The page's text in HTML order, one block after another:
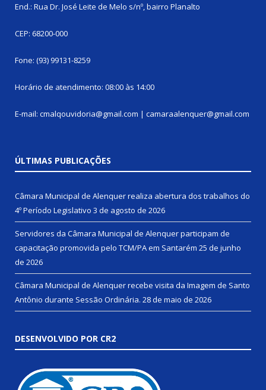
End.: Rua Dr. José Leite de Melo s/nº, bairro Planalto
CEP: 68200-000
Fone: (93) 99131-8259
Horário de atendimento: 08:00 às 14:00
E-mail: cmalqouvidoria@gmail.com | camaraalenquer@gmail.com
ÚLTIMAS PUBLICAÇÕES
Câmara Municipal de Alenquer realiza abertura dos trabalhos do
4º Período Legislativo 3 de agosto de 2026
Servidores da Câmara Municipal de Alenquer participam de
capacitação promovida pelo TCM/PA em Santarém 25 de junho
de 2026
Câmara Municipal de Alenquer recebe visita da Imagem de Santo
Antônio durante Sessão Ordinária. 28 de maio de 2026
DESENVOLVIDO POR CR2